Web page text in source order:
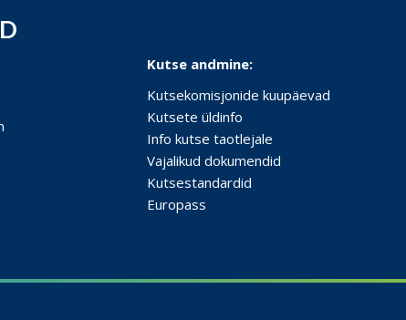
Kutse andmine:
Kutsekomisjonide kuupäevad
Kutsete üldinfo
Info kutse taotlejale
Vajalikud dokumendid
Kutsestandardid
Europass